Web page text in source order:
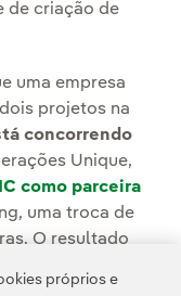
de criação de
uma empresa
projetos na
concorrendo
Unique,
como parceira
uma troca de
O resultado
próprios e